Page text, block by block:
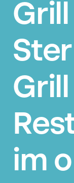
Grill
Grill
im